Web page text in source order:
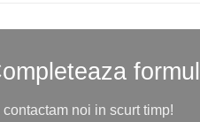
contactam noi in scurt timp!